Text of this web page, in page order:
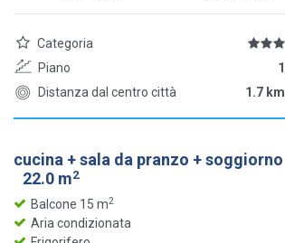
Categoria
Piano
1
Distanza dal centro città
1.7 km
cucina + sala da pranzo + soggiorno
22.0 m2
Balcone 15 m2
Aria condizionata